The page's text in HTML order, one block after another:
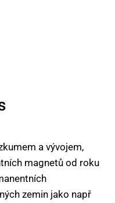
a vývojem,
magnetů od roku
zemin jako např